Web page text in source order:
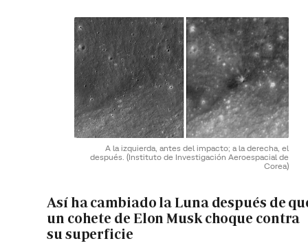
A la izquierda, antes del impacto; a la derecha, el
después. (Instituto de Investigación Aeroespacial de
Corea)
Así ha cambiado la Luna después de
un cohete de Elon Musk choque contra
su superficie